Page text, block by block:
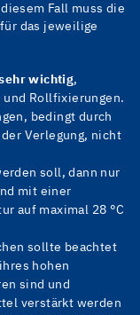
Fall muss die
das jeweilige
wichtig,
Rollfixierungen.
bedingt durch
der Verlegung, nicht
soll, dann nur
mit einer
auf maximal 28 °C
sollte beachtet
hohen
sind und
verstärkt werden